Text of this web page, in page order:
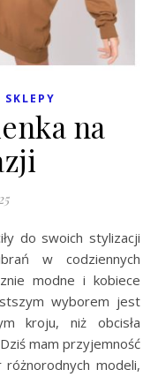
SKLEPY
na
w codziennych
modne i kobiece
wyborem jest
kroju, niż obcisła
mam przyjemność
modeli,